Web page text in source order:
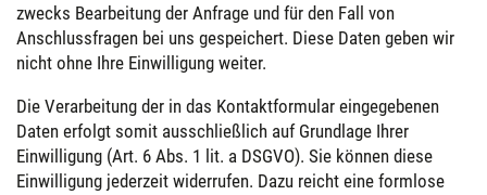
zwecks Bearbeitung der Anfrage und für den Fall von
Anschlussfragen bei uns gespeichert. Diese Daten geben wir
nicht ohne Ihre Einwilligung weiter.
Die Verarbeitung der in das Kontaktformular eingegebenen
Daten erfolgt somit ausschließlich auf Grundlage Ihrer
Einwilligung (Art. 6 Abs. 1 lit. a DSGVO). Sie können diese
Einwilligung jederzeit widerrufen. Dazu reicht eine formlose